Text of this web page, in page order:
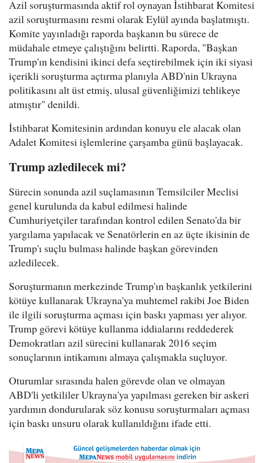
Azil soruşturmasında aktif rol oynayan İstihbarat Komitesi
azil soruşturmasını resmi olarak Eylül ayında başlatmıştı.
Komite yayınladığı raporda başkanın bu sürece de
müdahale etmeye çalıştığını belirtti. Raporda, "Başkan
Trump'ın kendisini ikinci defa seçtirebilmek için iki siyasi
içerikli soruşturma açtırma planıyla ABD'nin Ukrayna
politikasını alt üst etmiş, ulusal güvenliğimizi tehlikeye
atmıştır" denildi.
İstihbarat Komitesinin ardından konuyu ele alacak olan
Adalet Komitesi işlemlerine çarşamba günü başlayacak.
Trump azledilecek mi?
Sürecin sonunda azil suçlamasının Temsilciler Meclisi
genel kurulunda da kabul edilmesi halinde
Cumhuriyetçiler tarafından kontrol edilen Senato'da bir
yargılama yapılacak ve Senatörlerin en az üçte ikisinin de
Trump'ı suçlu bulması halinde başkan görevinden
azledilecek.
Soruşturmanın merkezinde Trump'ın başkanlık yetkilerini
kötüye kullanarak Ukrayna'ya muhtemel rakibi Joe Biden
ile ilgili soruşturma açması için baskı yapması yer alıyor.
Trump görevi kötüye kullanma iddialarını reddederek
Demokratları azil sürecini kullanarak 2016 seçim
sonuçlarının intikamını almaya çalışmakla suçluyor.
Oturumlar sırasında halen görevde olan ve olmayan
ABD'li yetkililer Ukrayna'ya yapılması gereken bir askeri
yardımın dondurularak söz konusu soruşturmaları açması
için baskı unsuru olarak kullanıldığını ifade etti.